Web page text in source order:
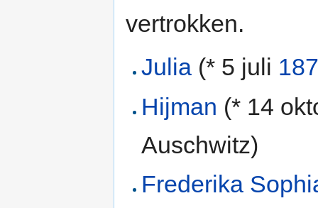
vertrokken.
Julia (* 5 juli
Hijman (* 14
Auschwitz)
Frederika